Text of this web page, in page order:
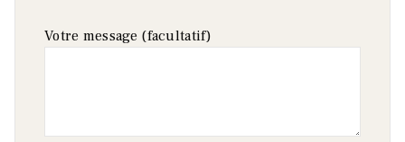
Votre message (facultatif)